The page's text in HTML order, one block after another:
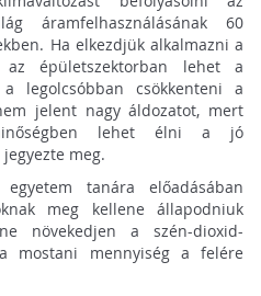
áramfelhasználásának 60
Ha elkezdjük alkalmazni a
az épületszektorban lehet a
legolcsóbban csökkenteni a
jelent nagy áldozatot, mert
lehet élni a jó
meg.
tanára előadásában
meg kellene állapodniuk
növekedjen a szén-dioxid-
mostani mennyiség a felére